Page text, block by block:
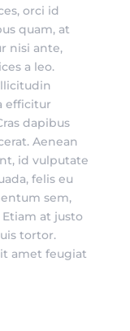
orci id
quam, at
nisi ante,
a leo.
efficitur
dapibus
Aenean
id vulputate
felis eu
sem,
at justo
tortor.
amet feugiat